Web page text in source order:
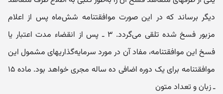
دیگر برساند که در این صورت موافقتنامه شش‌ماه پس از اعلام
مزبور فسخ شده تلقی می‌گردد. ۳ ـ پس از انقضاء مدت اعتبار یا
فسخ این موافقتنامه، مفاد آن در مورد سرمایه‌گذاریهای مشمول این
موافقتنامه برای یک دوره اضافی ده ساله مجری خواهد بود. ماده ۱۵
ـ زبان و تعداد متون